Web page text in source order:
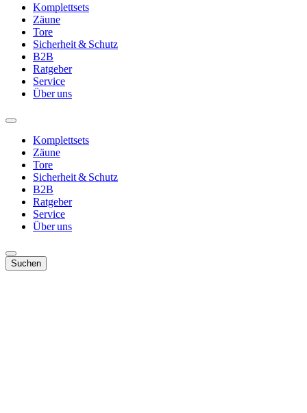
Komplettsets
Zäune
Tore
Sicherheit & Schutz
B2B
Ratgeber
Service
Über uns
Komplettsets
Zäune
Tore
Sicherheit & Schutz
B2B
Ratgeber
Service
Über uns
Suchen